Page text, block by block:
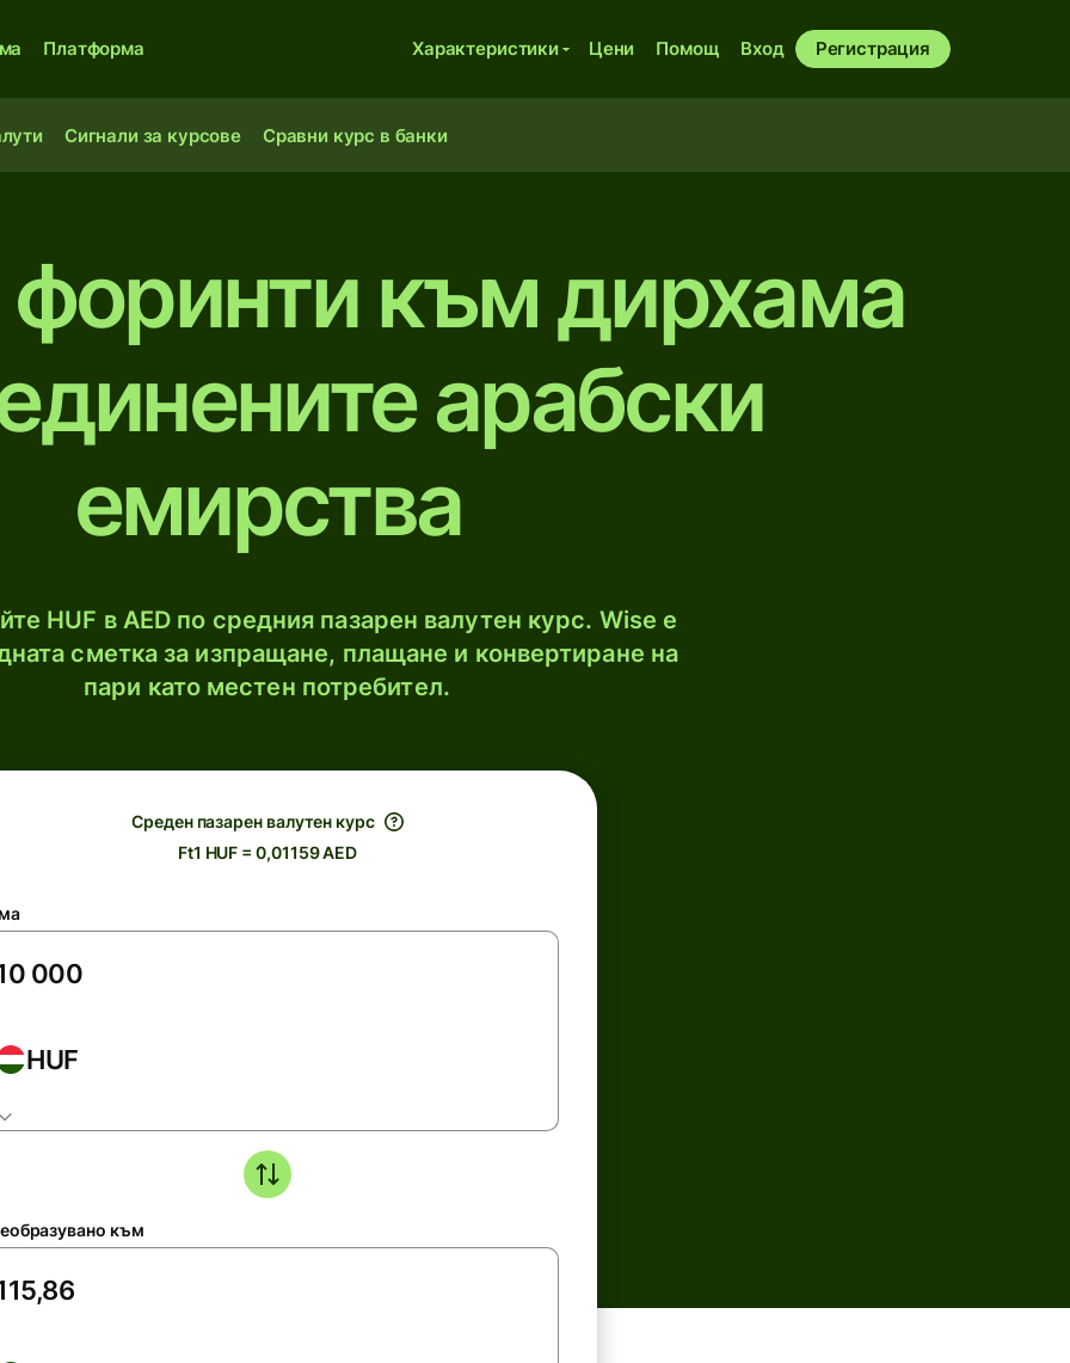
Платформа Характеристики Цени Помощ Вход Регистрация
Сигнали за курсове Сравни курс в банки
форинти към дирхамa
арабски
емирства
HUF в AED по средния пазарен валутен курс. Wise е
сметка за изпращане, плащане и конвертиране на
пари като местен потребител.
Среден пазарен валутен курс
Ft1 HUF = 0,01159 AED
HUF
към